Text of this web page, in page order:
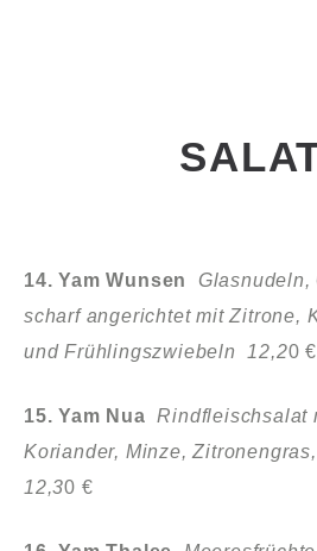
14. Yam Wunsen
Glasnudeln,
scharf angerichtet mit Zitrone,
und Frühlingszwiebeln 12,20 €
15. Yam Nua
Rindfleischsalat
Koriander, Minze,
12,30 €